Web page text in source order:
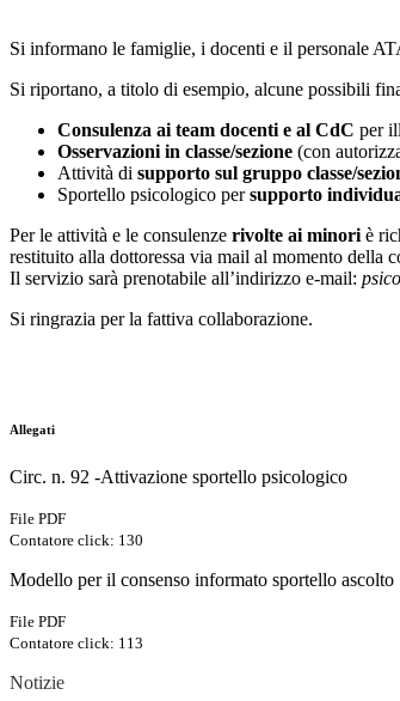
Si informano le famiglie, i docenti e il personale
Si riportano, a titolo di esempio, alcune possibili
Consulenza ai team docenti e al CdC per
Osservazioni in classe/sezione (con
Attività di supporto sul gruppo classe/
Sportello psicologico persupporto
Per le attività e le consulenze rivolte ai minori è
restituito alla dottoressa via mail al momento della
Il servizio sarà prenotabile all’indirizzo e-mail:
Si ringrazia per la fattiva collaborazione.
Allegati
Circ. n. 92 -Attivazione sportello psicologico
File PDF
Contatore click: 130
Modello per il consenso informato sportello ascolto
File PDF
Contatore click: 113
Notizie